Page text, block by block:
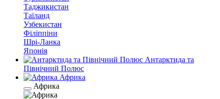
Таджикистан
Таїланд
Узбекистан
Філіппіни
Шрі-Ланка
Японія
Антарктида та
Північний Полюс
Африка
Африка